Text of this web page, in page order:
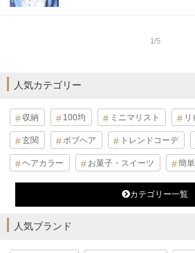
1/5
人気カテゴリー
収納 100均 ミニマリスト
玄関 ボブヘア トレンドコーデ
ヘアカラー お菓子・スイーツ 簡
カテゴリー一覧
人気ブランド